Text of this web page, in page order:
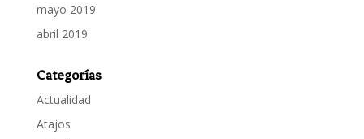
mayo 2019
abril 2019
Categorías
Actualidad
Atajos